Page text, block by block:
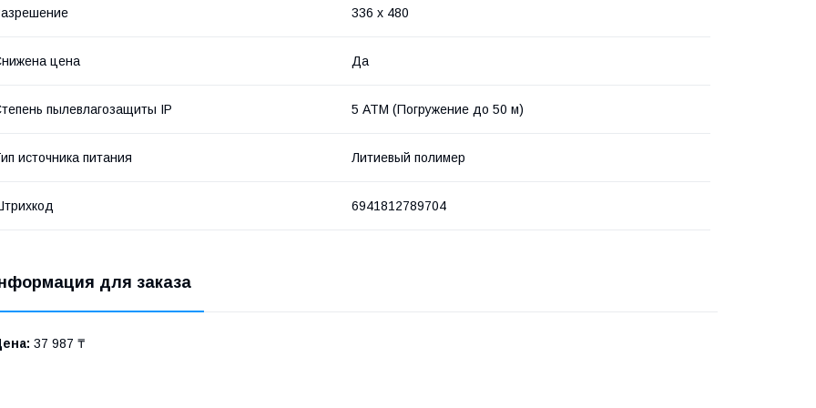
336 x 480
цена Да
пылевлагозащиты IP 5 АТМ (Погружение до 50 м)
источника питания Литиевый полимер
6941812789704
для заказа
37 987 ₸